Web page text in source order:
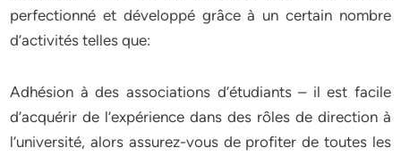
perfectionné et développé grâce à un certain nombre
d’activités telles que:
Adhésion à des associations d’étudiants – il est facile
d’acquérir de l’expérience dans des rôles de direction à
l’université, alors assurez-vous de profiter de toutes les